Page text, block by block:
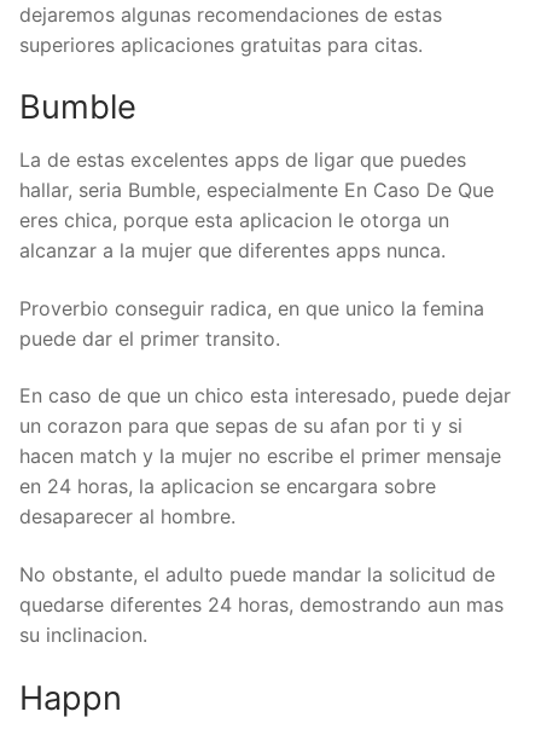
dejaremos algunas recomendaciones de estas
superiores aplicaciones gratuitas para citas.
Bumble
La de estas excelentes apps de ligar que puedes
hallar, seri­a Bumble, especialmente En Caso De Que
eres chica, porque esta aplicacion le otorga un
alcanzar a la mujer que diferentes apps nunca.
Proverbio conseguir radica, en que unico la femina
puede dar el primer transito.
En caso de que un chico esta interesado, puede dejar
un corazon para que sepas de su afan por ti y si
hacen match y la mujer no escribe el primer mensaje
en 24 horas, la aplicacion se encargara sobre
desaparecer al hombre.
No obstante, el adulto puede mandar la solicitud de
quedarse diferentes 24 horas, demostrando aun mas
su inclinacion.
Happn